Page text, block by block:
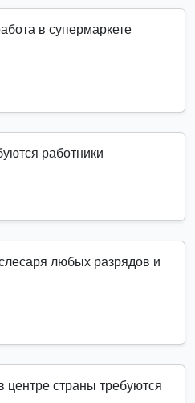
в супермаркете
работники
любых разрядов и
центре страны требуются